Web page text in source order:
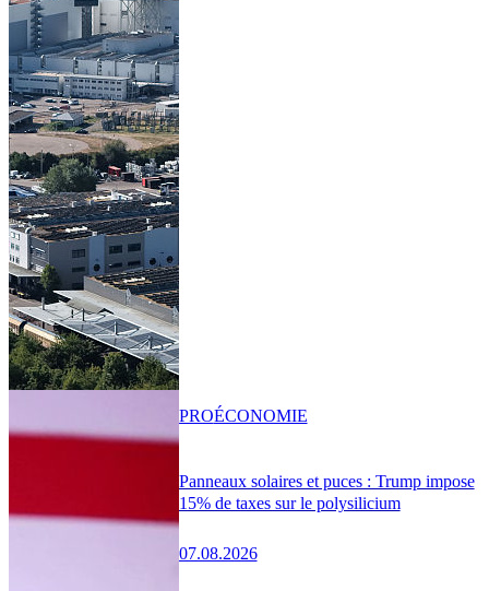
Panneaux solaires et puces : Trump impose
15% de taxes sur le polysilicium
07.08.2026
PROÉCONOMIE